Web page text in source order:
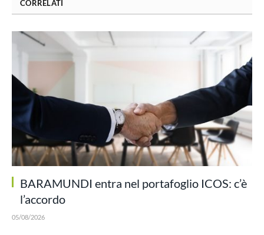
CORRELATI
BARAMUNDI entra nel portafoglio ICOS: c’è
l’accordo
05/08/2026